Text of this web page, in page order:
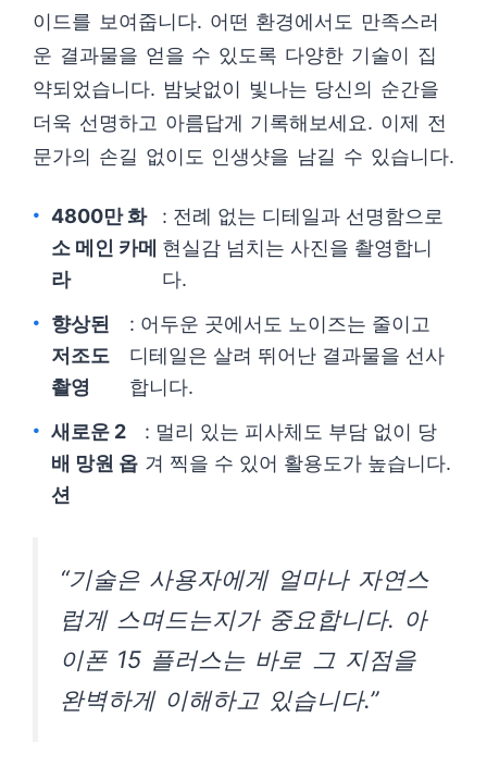
이드를 보여줍니다. 어떤 환경에서도 만족스러
운 결과물을 얻을 수 있도록 다양한 기술이 집
약되었습니다. 밤낮없이 빛나는 당신의 순간을
더욱 선명하고 아름답게 기록해보세요. 이제 전
문가의 손길 없이도 인생샷을 남길 수 있습니다.
4800만 화
소 메인 카메
라
: 전례 없는 디테일과 선명함으로
현실감 넘치는 사진을 촬영합니
다.
향상된
저조도
촬영
: 어두운 곳에서도 노이즈는 줄이고
디테일은 살려 뛰어난 결과물을 선사
합니다.
새로운 2
배 망원 옵
션
: 멀리 있는 피사체도 부담 없이 당
겨 찍을 수 있어 활용도가 높습니다.
“기술은 사용자에게 얼마나 자연스
럽게 스며드는지가 중요합니다. 아
이폰 15 플러스는 바로 그 지점을
완벽하게 이해하고 있습니다.”